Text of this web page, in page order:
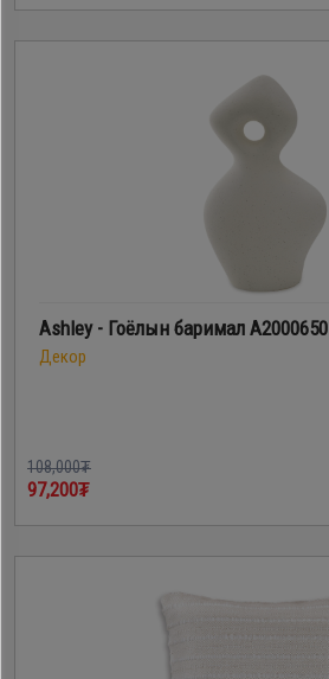
Ashley - Гоёлын баримал A2000650
Декор
108,000₮
97,200₮